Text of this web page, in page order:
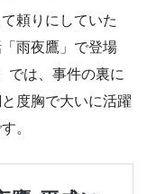
頼りにしていた
雨夜鷹」で登場
では、事件の裏に
度胸で大いに活躍
。